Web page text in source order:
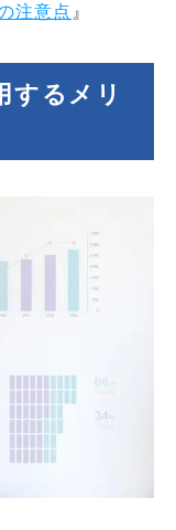
注意点』
するメリ